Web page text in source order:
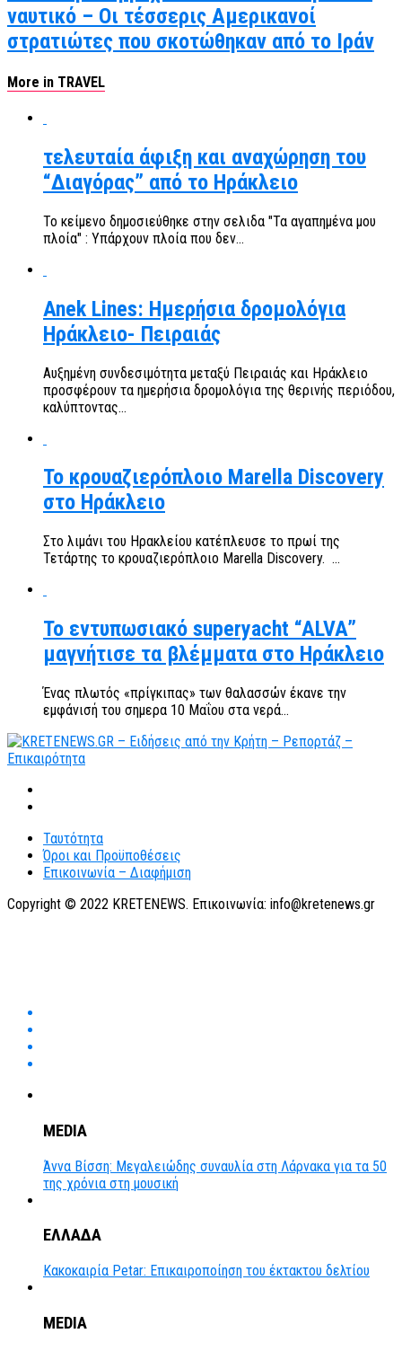
ναυτικό – Οι τέσσερις Αμερικανοί
στρατιώτες που σκοτώθηκαν από το Ιράν
More in TRAVEL
τελευταία άφιξη και αναχώρηση του
“Διαγόρας” από το Ηράκλειο
Το κείμενο δημοσιεύθηκε στην σελιδα "Τα αγαπημένα μου
πλοία" : Υπάρχουν πλοία που δεν...
Anek Lines: Ημερήσια δρομολόγια
Ηράκλειο- Πειραιάς
Αυξημένη συνδεσιμότητα μεταξύ Πειραιάς και Ηράκλειο
προσφέρουν τα ημερήσια δρομολόγια της θερινής περιόδου,
καλύπτοντας...
Το κρουαζιερόπλοιο Marella Discovery
στο Ηράκλειο
Στο λιμάνι του Ηρακλείου κατέπλευσε το πρωί της
Τετάρτης το κρουαζιερόπλοιο Μarella Discovery. ...
Το εντυπωσιακό superyacht “ALVA”
μαγνήτισε τα βλέμματα στο Ηράκλειο
Ένας πλωτός «πρίγκιπας» των θαλασσών έκανε την
εμφάνισή του σημερα 10 Μαΐου στα νερά...
Ταυτότητα
Όροι και Προϋποθέσεις
Επικοινωνία – Διαφήμιση
Copyright © 2022 KRETENEWS. Επικοινωνία: info@kretenews.gr
MEDIA
Άννα Βίσση: Μεγαλειώδης συναυλία στη Λάρνακα για τα 50
της χρόνια στη μουσική
ΕΛΛΑΔΑ
Κακοκαιρία Petar: Επικαιροποίηση του έκτακτου δελτίου
MEDIA